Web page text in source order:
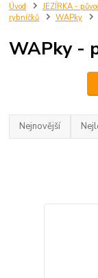
Úvod JEZÍRKA -
rybníčků
WAPky
WAPky -
Nejnovější